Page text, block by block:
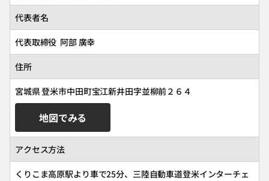
代表者名
代表取締役 阿部 廣幸
住所
宮城県 登米市中田町宝江新井田字並柳前２６４
地図でみる
アクセス方法
くりこま高原駅より車で25分、三陸自動車道登米インターチェ